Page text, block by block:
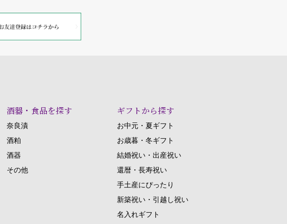
酒器・食品を探す
奈良漬
酒粕
酒器
その他
ギフトから探す
お中元・夏ギフト
お歳暮・冬ギフト
結婚祝い・出産祝い
還暦・長寿祝い
手土産にぴったり
新築祝い・引越し祝い
名入れギフト